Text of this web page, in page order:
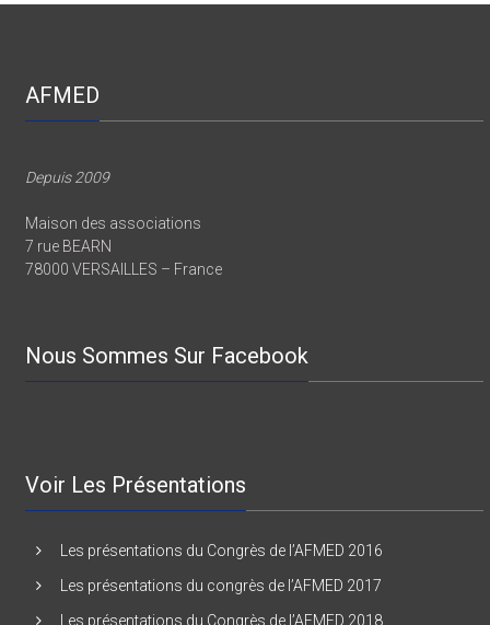
AFMED
Depuis 2009
Maison des associations
7 rue BEARN
78000 VERSAILLES – France
Nous Sommes Sur Facebook
Voir Les Présentations
Les présentations du Congrès de l’AFMED 2016
Les présentations du congrès de l’AFMED 2017
Les présentations du Congrès de l’AFMED 2018